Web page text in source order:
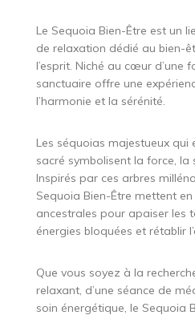
Le Sequoia Bien-Être est un
de relaxation dédié au bien-
l’esprit. Niché au cœur d’une
sanctuaire offre une
l’harmonie et la sérénité.
Les séquoias majestueux qui
sacré symbolisent la force, la
Inspirés par ces arbres
Sequoia Bien-Être mettent
ancestrales pour apaiser les
énergies bloquées et rétablir
Que vous soyez à la
relaxant, d’une séance de
soin énergétique, le Sequoia